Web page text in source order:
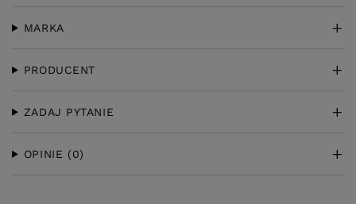
MARKA
PRODUCENT
ZADAJ PYTANIE
OPINIE (0)